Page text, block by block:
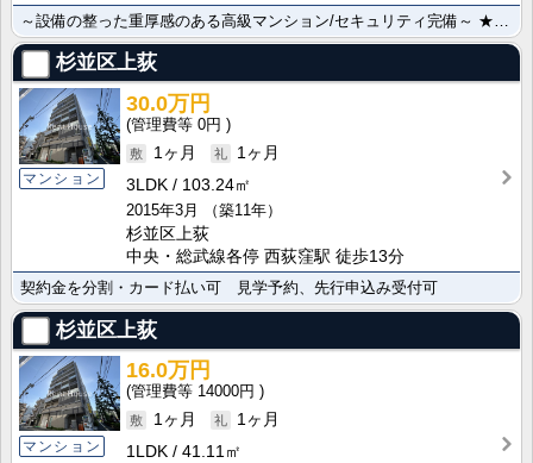
杉並区上荻
マンション
30.0万円
0円
1ヶ月
1ヶ月
3LDK
103.24㎡
2015年3月
（築11年）
杉並区上荻
中央・総武線各停 西荻窪駅 徒歩13分
契約金を分割・カード払い可 見学予約、先行申込み受付可
杉並区上荻
マンション
16.0万円
14000円
1ヶ月
1ヶ月
1LDK
41.11㎡